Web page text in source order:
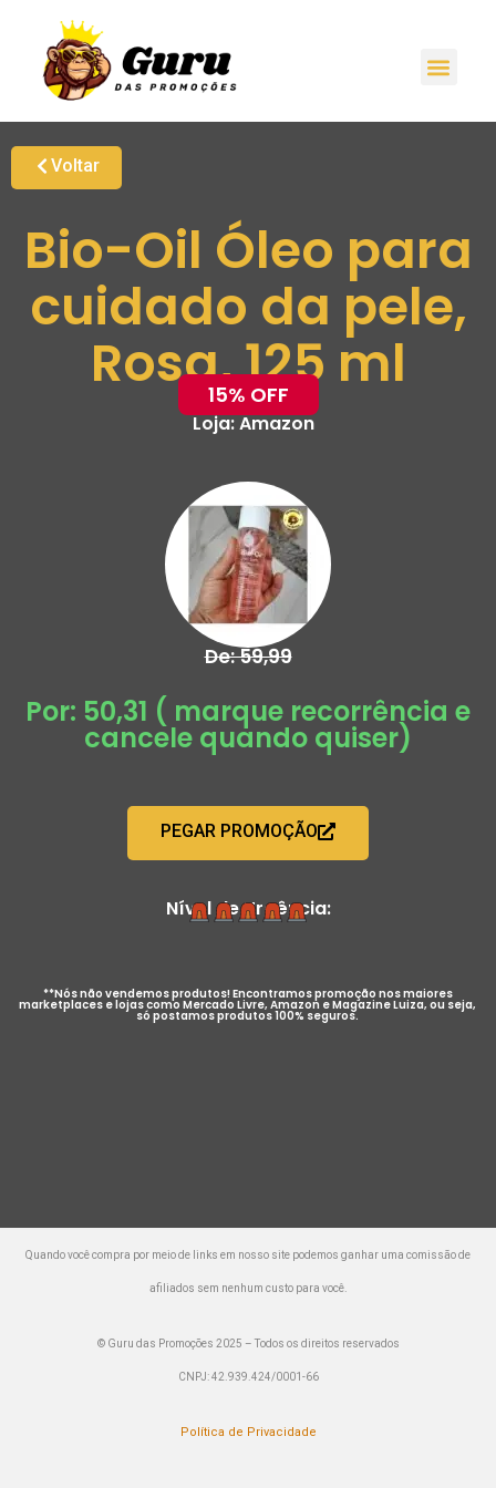
Voltar
Bio-Oil Óleo para
cuidado da pele,
Rosa, 125 ml
15% OFF
Loja:Amazon
De: 59,99
Por: 50,31 ( marque recorrência e
cancele quando quiser)
PEGAR PROMOÇÃO
Nível de Urgência:
**Nós não vendemos produtos! Encontramos promoção nos maiores
marketplaces e lojas como Mercado Livre, Amazon e Magazine Luiza, ou seja,
só postamos produtos 100% seguros.
Quando você compra por meio de links em nosso site podemos ganhar uma comissão de
afiliados sem nenhum custo para você.
© Guru das Promoções 2025 – Todos os direitos reservados
CNPJ: 42.939.424/0001-66
Política de Privacidade